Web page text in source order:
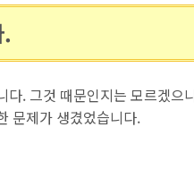
. 그것 때문인지는 모르겠으
문제가 생겼었습니다.